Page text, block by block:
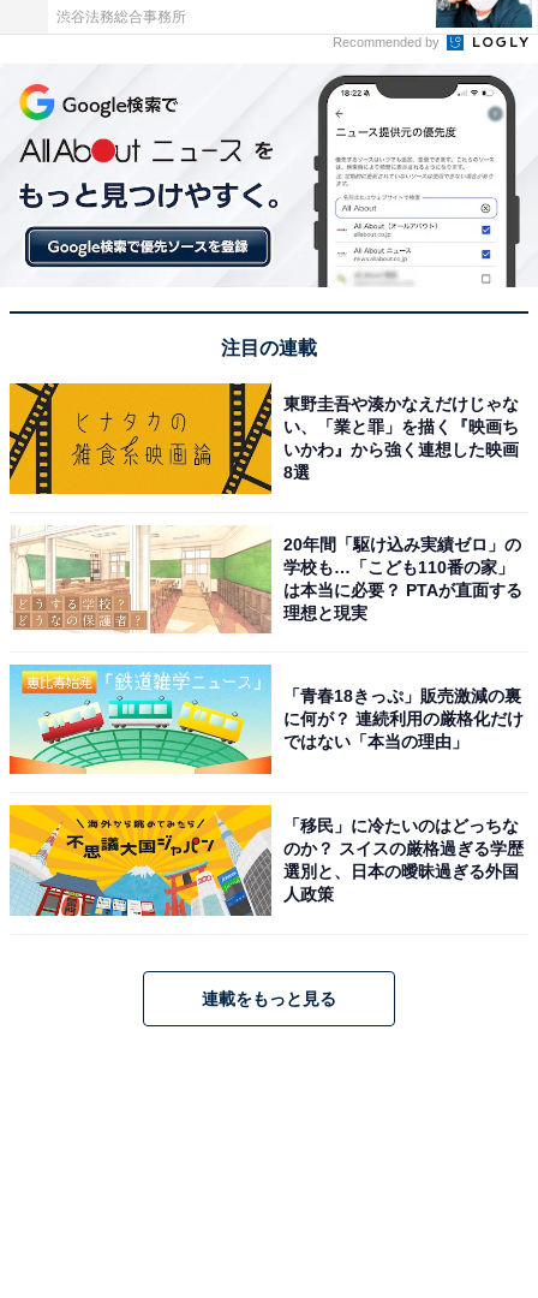
1位：2021年2位からランクアップの「上北郡おい
らせ町」
ーターミナルまで各30分以内でアクセスができます。ま
た、町内には大型商業施設やスーパーも進出しており、
日常の買い物にも便利。県内でも人口が増加している勢
いのある街です。
＞5位までの全ランキング結果を見る
【おすすめ記事】
・
山形県の住みここち（自治体）ランキング！ 2位「天童
市」、1位は？
・
北海道の住みここち（自治体）ランキング！ 2位「上川
郡東神楽町」、1位は？
福島県の住みここち（自治体）ランキング！ 2位「伊達
郡桑折町」、1位は？
渋谷法務総合事務所
Recommended by
注目の連載
東野圭吾や湊かなえだけじゃな
い、「業と罪」を描く『映画ち
いかわ』から強く連想した映画
8選
20年間「駆け込み実績ゼロ」の
学校も…「こども110番の家」
は本当に必要？ PTAが直面する
理想と現実
「青春18きっぷ」販売激減の裏
に何が？ 連続利用の厳格化だけ
ではない「本当の理由」
「移民」に冷たいのはどっちな
のか？ スイスの厳格過ぎる学歴
選別と、日本の曖昧過ぎる外国
人政策
連載をもっと見る